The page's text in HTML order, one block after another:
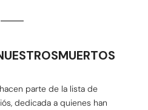
parte de la lista de
dedicada a quienes han